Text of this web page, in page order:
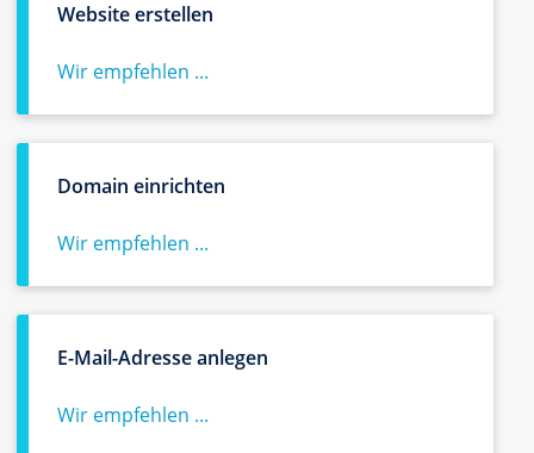
Website erstellen
Wir empfehlen ...
Domain einrichten
Wir empfehlen ...
E-Mail-Adresse anlegen
Wir empfehlen ...